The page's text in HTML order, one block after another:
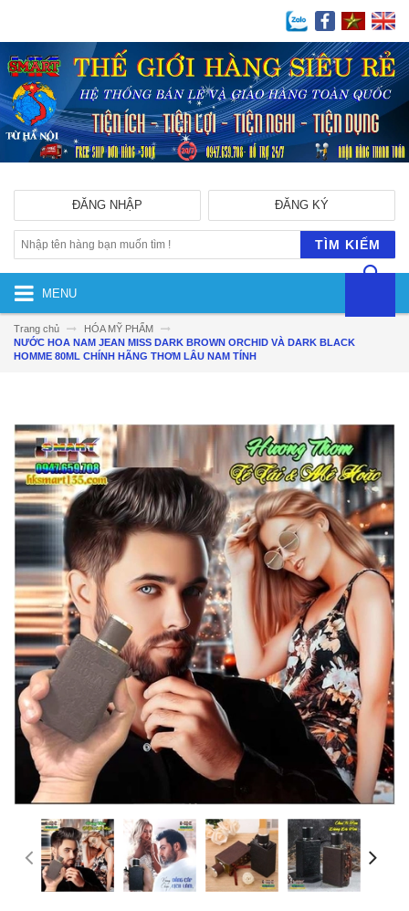
ĐĂNG KÝ
ĐĂNG NHẬP
TÌM KIẾM
MENU
Trang chủ
HÓA MỸ PHẨM
NƯỚC HOA NAM JEAN MISS DARK BROWN ORCHID VÀ DARK BLACK
HOMME 80ML CHÍNH HÃNG THƠM LÂU NAM TÍNH